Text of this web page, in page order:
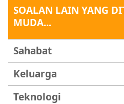
SOALAN LAIN YANG
MUDA...
Sahabat
Keluarga
Teknologi